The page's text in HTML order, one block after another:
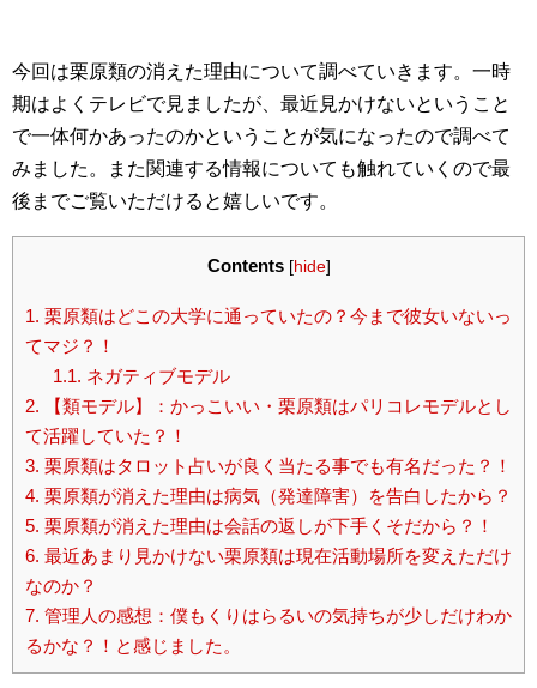
今回は栗原類の消えた理由について調べていきます。一時
期はよくテレビで見ましたが、最近見かけないということ
で一体何かあったのかということが気になったので調べて
みました。また関連する情報についても触れていくので最
後までご覧いただけると嬉しいです。
Contents [hide]
1. 栗原類はどこの大学に通っていたの？今まで彼女いないっ
てマジ？！
1.1. ネガティブモデル
2. 【類モデル】：かっこいい・栗原類はパリコレモデルとし
て活躍していた？！
3. 栗原類はタロット占いが良く当たる事でも有名だった？！
4. 栗原類が消えた理由は病気（発達障害）を告白したから？
5. 栗原類が消えた理由は会話の返しが下手くそだから？！
6. 最近あまり見かけない栗原類は現在活動場所を変えただけ
なのか？
7. 管理人の感想：僕もくりはらるいの気持ちが少しだけわか
るかな？！と感じました。